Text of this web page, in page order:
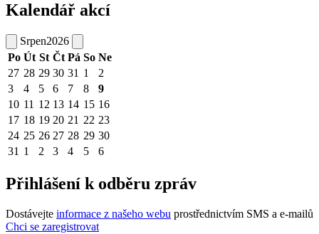
Kalendář akcí
Srpen2026
Po Út St Čt Pá So Ne
27 28 29 30 31 1
2
3
4 5 6 7 8
9
10 11 12 13 14 15 16
17 18 19 20 21 22 23
24 25 26 27 28 29 30
31 1 2 3 4 5 6
Přihlášení k odběru zpráv
Dostávejte informace z našeho webu prostřednictvím SMS a e-mailů
Chci se zaregistrovat